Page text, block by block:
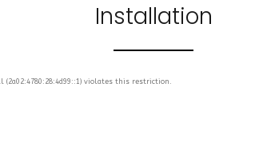
Installation
(2a02:4780:28:4d99::1) violates this restriction.